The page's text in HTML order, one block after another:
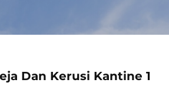
Dan Kerusi Kantine 1